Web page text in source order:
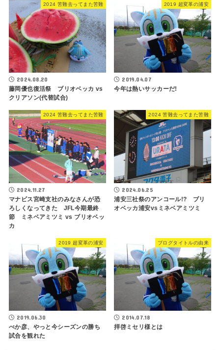
2024 苦難去ってまた苦難
2024.08.20
藤岡優也復活祭 ブリオベッカ vs
クリアソン(代替試合)
2019 超変革の浦安
2019.04.07
今年は熱いサッカーだ!
2024 苦難去ってまた苦難
2024.11.27
マナビス宮崎支社のみなさんが恐
ろしくなってきた JFL今期最終
節 ミネベアミツミ vs ブリオベッ
カ
2024 苦難去ってまた苦難
2024.06.25
浦安三社祭のアンコール!? ブリ
オベッカ浦安vsミネベアミツミ
2019 超変革の浦安
2019.06.30
べか彦、やっと今シーズンの勝ち
試合を観れた
ブログタイトルの由来
2014.07.18
拝啓ミセリ様とは